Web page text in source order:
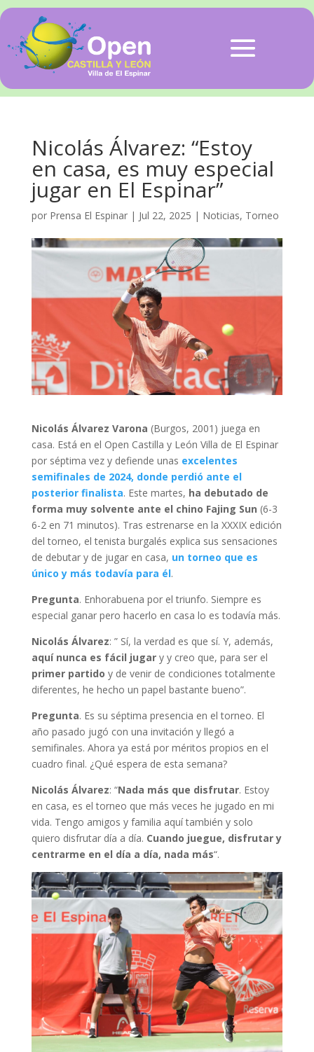
Nicolás Álvarez: “Estoy
en casa, es muy especial
jugar en El Espinar”
por Prensa El Espinar| Jul 22, 2025 | Noticias, Torneo
Nicolás Álvarez Varona (Burgos, 2001) juega en
casa. Está en el Open Castilla y León Villa de El Espinar
por séptima vez y defiende unas excelentes
semifinales de 2024, donde perdió ante el
posterior finalista. Este martes, ha debutado de
forma muy solvente ante el chino Fajing Sun (6-3
6-2 en 71 minutos). Tras estrenarse en la XXXIX edición
del torneo, el tenista burgalés explica sus sensaciones
de debutar y de jugar en casa, un torneo que es
único y más todavía para él.
Pregunta. Enhorabuena por el triunfo. Siempre es
especial ganar pero hacerlo en casa lo es todavía más.
Nicolás Álvarez: ” Sí, la verdad es que sí. Y, además,
aquí nunca es fácil jugary y creo que, para ser el
primer partido y de venir de condiciones totalmente
diferentes, he hecho un papel bastante bueno”.
Pregunta. Es su séptima presencia en el torneo. El
año pasado jugó con una invitación y llegó a
semifinales. Ahora ya está por méritos propios en el
cuadro final. ¿Qué espera de esta semana?
Nicolás Álvarez: “Nada más que disfrutar. Estoy
en casa, es el torneo que más veces he jugado en mi
vida. Tengo amigos y familia aquí también y solo
quiero disfrutar día a día. Cuando juegue, disfrutar y
centrarme en el día a día, nada más“.